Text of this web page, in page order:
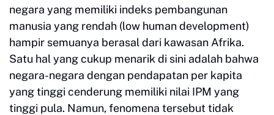
negara yang memiliki indeks pembangunan
manusia yang rendah (low human development)
hampir semuanya berasal dari kawasan Afrika.
Satu hal yang cukup menarik di sini adalah bahwa
negara-negara dengan pendapatan per kapita
yang tinggi cenderung memiliki nilai IPM yang
tinggi pula. Namun, fenomena tersebut tidak